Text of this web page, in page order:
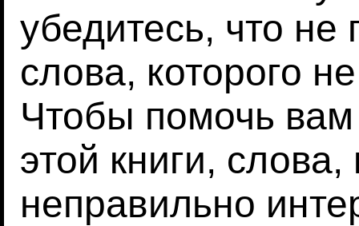
убедитесь, что не
слова, которого
Чтобы помочь
этой книги,
неправильно